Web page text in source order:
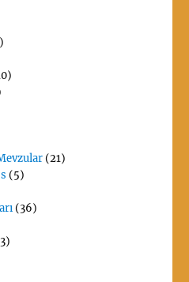
(21)
(5)
(36)